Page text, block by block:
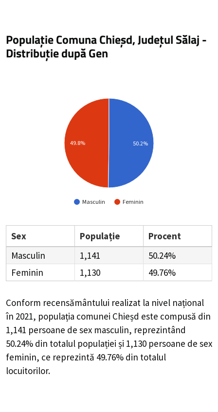
Populație Comuna Chieșd, Județul Sălaj-
Distribuțiedupă Gen
Masculin Feminin
49.8% 50.2%
Sex Populație
Procent
Masculin
1,141
50.24%
Feminin
1,130 49.76%
Conform recensământului realizat la nivel național
în 2021, populația comunei Chieșd este compusă din
1,141 persoane de sex masculin, reprezintând
50.24% din totalul populației și 1,130 persoane de sex
feminin, ce reprezintă 49.76% din totalul
locuitorilor.